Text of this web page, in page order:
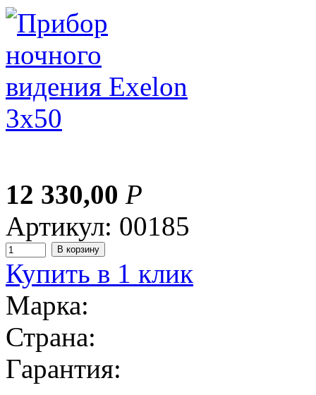
12 330,00 Р
Артикул: 00185
Купить в 1 клик
Марка:
Страна:
Гарантия: